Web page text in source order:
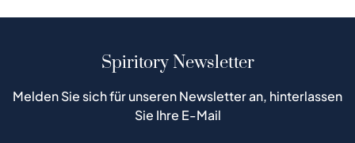
Spiritory Newsletter
Melden Sie sich für unseren Newsletter an, hinterlassen
Sie Ihre E-Mail